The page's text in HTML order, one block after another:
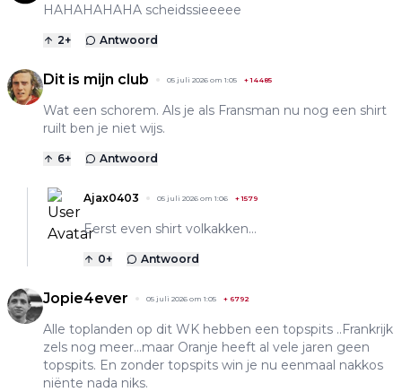
HAHAHAHAHA scheidssieeeee
2+ Antwoord
Dit is mijn club 05 juli 2026 om 1:05 +14485
Wat een schorem. Als je als Fransman nu nog een shirt
ruilt ben je niet wijs.
6+ Antwoord
Ajax0403 05 juli 2026 om 1:06 +1579
Eerst even shirt volkakken…
0+ Antwoord
Jopie4ever 05 juli 2026 om 1:05 + 6792
Alle toplanden op dit WK hebben een topspits ..Frankrijk
zels nog meer...maar Oranje heeft al vele jaren geen
topspits. En zonder topspits win je nu eenmaal nakkos
niënte nada niks.